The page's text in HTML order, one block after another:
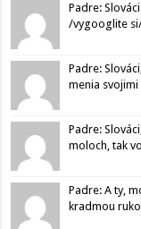
Padre:
/vygooglite
Padre:
menia
Padre:
moloch, tak
Padre: A ty,
kradmou